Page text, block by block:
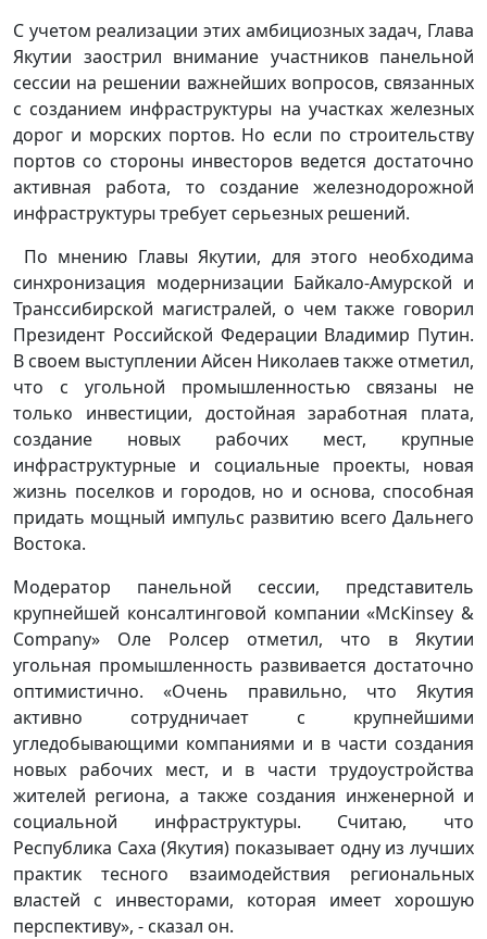
С учетом реализации этих амбициозных задач, Глава
Якутии заострил внимание участников панельной
сессии на решении важнейших вопросов, связанных
с созданием инфраструктуры на участках железных
дорог и морских портов. Но если по строительству
портов со стороны инвесторов ведется достаточно
активная работа, то создание железнодорожной
инфраструктуры требует серьезных решений.
По мнению Главы Якутии, для этого необходима
синхронизация модернизации Байкало-Амурской и
Транссибирской магистралей, о чем также говорил
Президент Российской Федерации Владимир Путин.
В своем выступлении Айсен Николаев также отметил,
что с угольной промышленностью связаны не
только инвестиции, достойная заработная плата,
создание новых рабочих мест, крупные
инфраструктурные и социальные проекты, новая
жизнь поселков и городов, но и основа, способная
придать мощный импульс развитию всего Дальнего
Востока.
Модератор панельной сессии, представитель
крупнейшей консалтинговой компании «McKinsey &
Company» Оле Ролсер отметил, что в Якутии
угольная промышленность развивается достаточно
оптимистично. «Очень правильно, что Якутия
активно сотрудничает с крупнейшими
угледобывающими компаниями и в части создания
новых рабочих мест, и в части трудоустройства
жителей региона, а также создания инженерной и
социальной инфраструктуры. Считаю, что
Республика Саха (Якутия) показывает одну из лучших
практик тесного взаимодействия региональных
властей с инвесторами, которая имеет хорошую
перспективу», - сказал он.